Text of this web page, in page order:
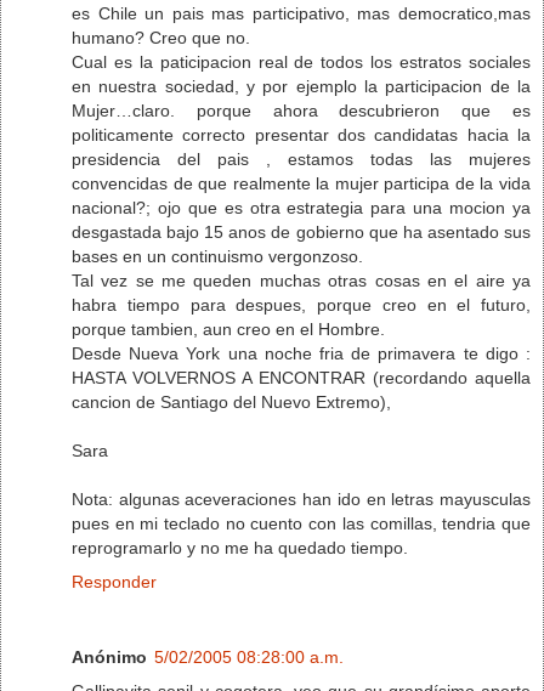
es Chile un pais mas participativo, mas democratico,mas
humano? Creo que no.
Cual es la paticipacion real de todos los estratos sociales
en nuestra sociedad, y por ejemplo la participacion de la
Mujer…claro. porque ahora descubrieron que es
politicamente correcto presentar dos candidatas hacia la
presidencia del pais , estamos todas las mujeres
convencidas de que realmente la mujer participa de la vida
nacional?; ojo que es otra estrategia para una mocion ya
desgastada bajo 15 anos de gobierno que ha asentado sus
bases en un continuismo vergonzoso.
Tal vez se me queden muchas otras cosas en el aire ya
habra tiempo para despues, porque creo en el futuro,
porque tambien, aun creo en el Hombre.
Desde Nueva York una noche fria de primavera te digo :
HASTA VOLVERNOS A ENCONTRAR (recordando aquella
cancion de Santiago del Nuevo Extremo),
Sara
Nota: algunas aceveraciones han ido en letras mayusculas
pues en mi teclado no cuento con las comillas, tendria que
reprogramarlo y no me ha quedado tiempo.
Responder
Anónimo 5/02/2005 08:28:00 a.m.